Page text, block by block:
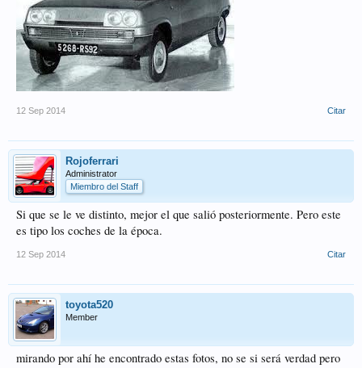
12 Sep 2014 Citar
Rojoferrari
Administrator
Miembro del Staff
Si que se le ve distinto, mejor el que salió posteriormente. Pero este
es tipo los coches de la época.
12 Sep 2014 Citar
toyota520
Member
mirando por ahí he encontrado estas fotos, no se si será verdad pero